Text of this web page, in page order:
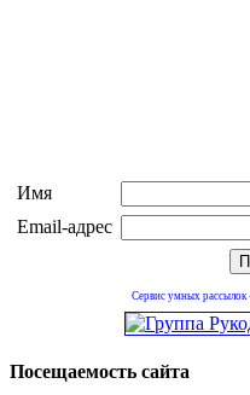
Имя
Email-адрес
Сервис умных
Посещаемость сайта